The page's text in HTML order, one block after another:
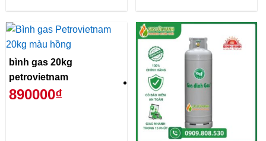
bình gas 20kg
petrovietnam
890000₫